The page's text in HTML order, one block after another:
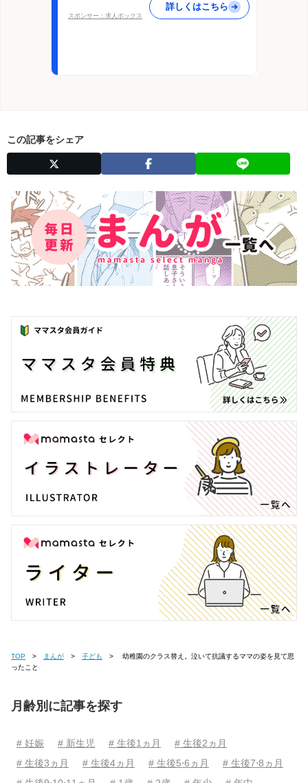
スポンサー：求人ボックス
詳しくはこちら
この記事をシェア
TOP まんが 子ども
ったこと
月齢別に記事を探す
# 妊娠 # 新生児 # 生後1ヵ月
# 生後2ヵ月
# 生後3ヵ月
# 生後4ヵ月 # 生後5⋅6ヵ月
# 生後7⋅8ヵ月